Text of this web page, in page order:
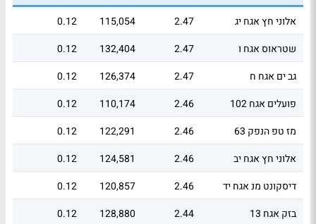
אלוני חץ אגח יג
2.47
115,054
0.12
שטראוס אגח ו
2.47
132,404
0.12
גב ים אגח ח
2.47
126,374
0.12
פועלים אגח 102
2.46
110,174
0.12
מז טפ הנפק 63
2.46
122,291
0.12
אלוני חץ אגח יב
2.46
124,581
0.12
דיסקונט מנ אגח יד
2.46
120,857
0.12
בזק אגח 13
2.44
128,880
0.12